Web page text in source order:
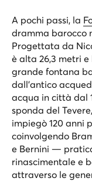
A pochi passi, la
dramma barocco
Progettata da
è alta 26,3 metri
grande fontana
dall’antico
acqua in città dal
sponda del
impiegò 120 anni
coinvolgendo
e Bernini —
rinascimentale e
attraverso le